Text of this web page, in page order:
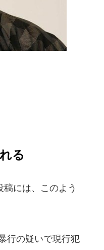
る
には、このよう
行の疑いで現行犯